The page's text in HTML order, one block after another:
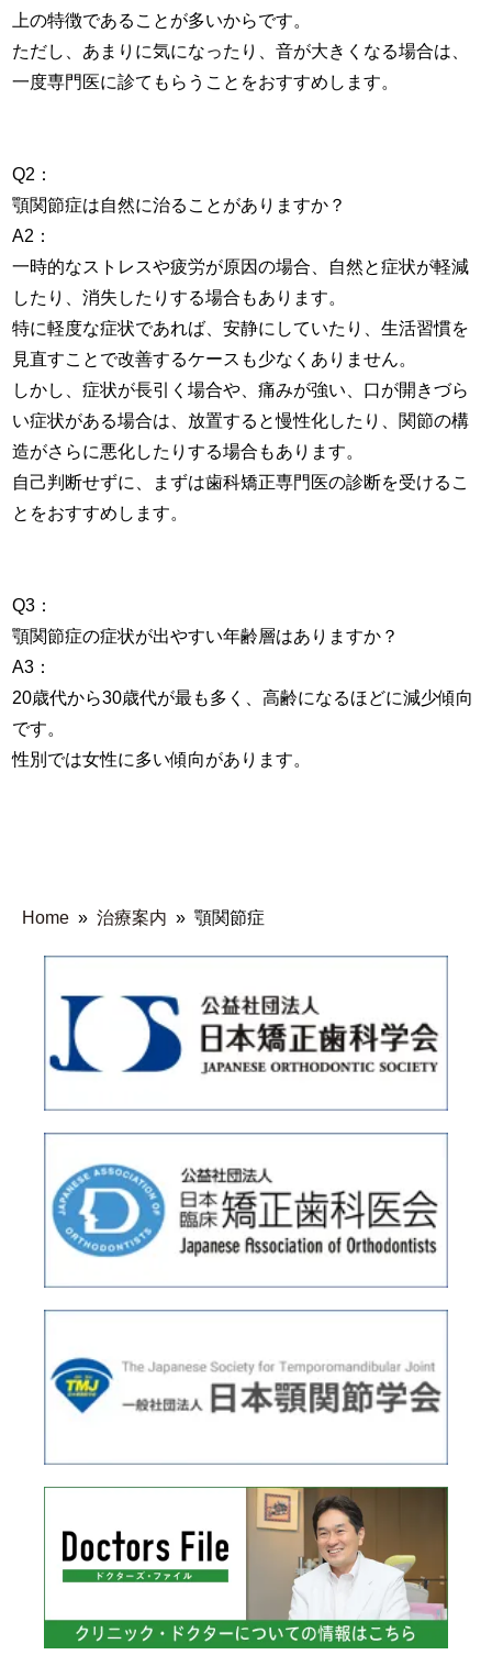
上の特徴であることが多いからです。
ただし、あまりに気になったり、音が大きくなる場合は、
一度専門医に診てもらうことをおすすめします。
Q2：
顎関節症は自然に治ることがありますか？
A2：
一時的なストレスや疲労が原因の場合、自然と症状が軽減
したり、消失したりする場合もあります。
特に軽度な症状であれば、安静にしていたり、生活習慣を
見直すことで改善するケースも少なくありません。
しかし、症状が長引く場合や、痛みが強い、口が開きづら
い症状がある場合は、放置すると慢性化したり、関節の構
造がさらに悪化したりする場合もあります。
自己判断せずに、まずは歯科矯正専門医の診断を受けるこ
とをおすすめします。
Q3：
顎関節症の症状が出やすい年齢層はありますか？
A3：
20歳代から30歳代が最も多く、高齢になるほどに減少傾向
です。
性別では女性に多い傾向があります。
Home » 治療案内 » 顎関節症